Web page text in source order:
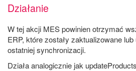
Działanie
W tej akcji MES powinien otrzymać
ERP, które zostały zaktualizowane
ostatniej synchronizacji.
Działa analogicznie jak